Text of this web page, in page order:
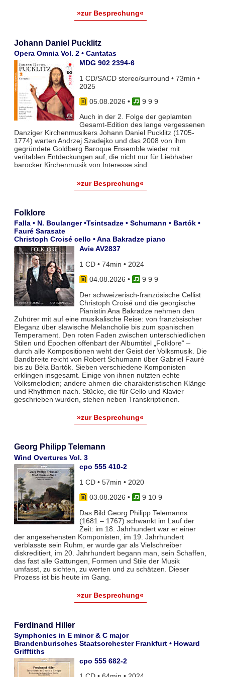
»zur Besprechung«
Johann Daniel Pucklitz
Opera Omnia Vol. 2 • Cantatas
MDG 902 2394-6
1 CD/SACD stereo/surround • 73min •
2025
05.08.2026 •
9 9 9
Auch in der 2. Folge der geplamten
Gesamt-Edition des lange vergessenen
Danziger Kirchenmusikers Johann Daniel Pucklitz (1705-
1774) warten Andrzej Szadejko und das 2008 von ihm
gegründete Goldberg Baroque Ensemble wieder mit
veritablen Entdeckungen auf, die nicht nur für Liebhaber
barocker Kirchenmusik von Interesse sind.
»zur Besprechung«
Folklore
Falla • N. Boulanger •Tsintsadze • Schumann • Bartók •
Fauré Sarasate
Christoph Croisé cello • Ana Bakradze piano
Avie AV2837
1 CD • 74min • 2024
04.08.2026 •
9 9 9
Der schweizerisch-französische Cellist
Christoph Croisé und die georgische
Pianistin Ana Bakradze nehmen den
Zuhörer mit auf eine musikalische Reise: von französischer
Eleganz über slawische Melancholie bis zum spanischen
Temperament. Den roten Faden zwischen unterschiedlichen
Stilen und Epochen offenbart der Albumtitel „Folklore“ –
durch alle Kompositionen weht der Geist der Volksmusik. Die
Bandbreite reicht von Robert Schumann über Gabriel Fauré
bis zu Béla Bartók. Sieben verschiedene Komponisten
erklingen insgesamt. Einige von ihnen nutzten echte
Volksmelodien; andere ahmen die charakteristischen Klänge
und Rhythmen nach. Stücke, die für Cello und Klavier
geschrieben wurden, stehen neben Transkriptionen.
»zur Besprechung«
Georg Philipp Telemann
Wind Overtures Vol. 3
cpo 555 410-2
1 CD • 57min • 2020
03.08.2026 •
9 10 9
Das Bild Georg Philipp Telemanns
(1681 – 1767) schwankt im Lauf der
Zeit: im 18. Jahrhundert war er einer
der angesehensten Komponisten, im 19. Jahrhundert
verblasste sein Ruhm, er wurde gar als Vielschreiber
diskreditiert, im 20. Jahrhundert begann man, sein Schaffen,
das fast alle Gattungen, Formen und Stile der Musik
umfasst, zu sichten, zu werten und zu schätzen. Dieser
Prozess ist bis heute im Gang.
»zur Besprechung«
Ferdinand Hiller
Symphonies in E minor & C major
Brandenburisches Staatsorchester Frankfurt • Howard
Grifftiths
cpo 555 682-2